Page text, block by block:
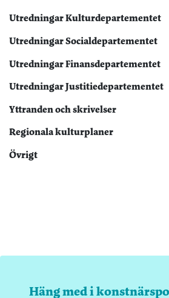
Utredningar Kulturdepartementet
Utredningar Socialdepartementet
Utredningar Finansdepartementet
Utredningar Justitiedepartementet
Yttranden och skrivelser
Regionala kulturplaner
Övrigt
Häng med i